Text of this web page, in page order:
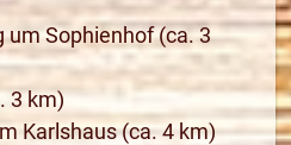
um Sophienhof (ca. 3
3 km)
Karlshaus (ca. 4 km)